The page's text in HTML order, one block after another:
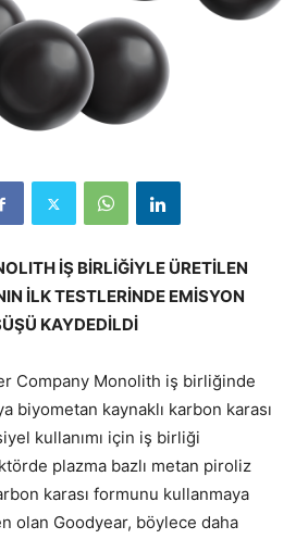
İŞ BİRLİĞİYLE ÜRETİLEN
İLK TESTLERİNDE EMİSYON
KAYDEDİLDİ
Company Monolith iş birliğinde
biyometan kaynaklı karbon karası
kullanımı için iş birliği
plazma bazlı metan piroliz
karası formunu kullanmaya
olan Goodyear, böylece daha